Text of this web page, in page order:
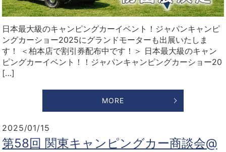
日本最大級のキャンピングカーイベント！ジャパンキャンピ
ングカーショー2025にグランドモーターも出展いたしま
す！ ＜柏本店で割引券配布中です！＞ 日本最大級のキャン
ピングカーイベント！！ジャパンキャンピングカーショー20
[…]
MORE
2025/01/15
第58回 関東キャンピングカー商談会@